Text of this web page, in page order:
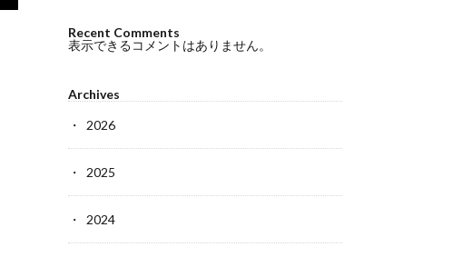
Recent Comments
表示できるコメントはありません。
Archives
2026
2025
2024